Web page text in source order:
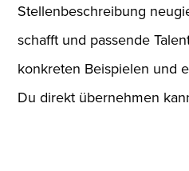
Stellenbeschreibung
schafft und passende
konkreten Beispielen und
Du direkt übernehmen